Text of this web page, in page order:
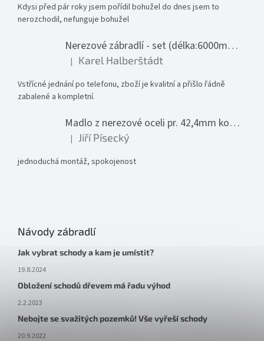
Kdysi před pár roky jsem pořídil bohužel do dnes jsem to
nerozchodil, nefunguje bohužel
Nerezové zábradlí - set (délka:6000mm x výška:1000mm)
Hodnocení produktu je 5 z 5 hvězdiček.
| Karel Halberštádt
Vstřícné jednání po telefonu, zboží je kvalitní a přišlo řádně
zabalené a kompletní.
Madlo z nerezové oceli pr. 42,4mm komplet - model 0116 - 3000mm
Hodnocení produktu je 5 z 5 hvězdiček.
| Jiří Písecký
jednoduchá montáž, spokojenost
Návody zábradlí
Jak vybrat schody a kam je umístit?
19.8.2024
Obložení schodů dřevem má řadu výhod
2.2.2023
Nebojte se svažitých pozemků! Vše vyřeší schody
20.9.2022